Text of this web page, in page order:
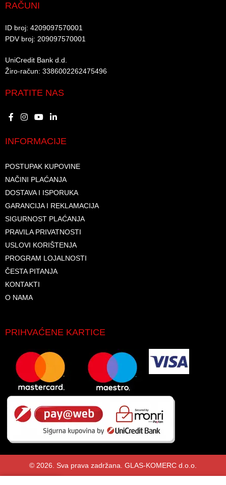
RAČUNI
ID broj: 4209097570001​
PDV broj: 209097570001 ​
UniCredit Bank d.d.​
Žiro-račun: 3386002262475496​​
PRATITE NAS
INFORMACIJE
POSTUPAK KUPOVINE
NAČINI PLAĆANJA
DOSTAVA I ISPORUKA
GARANCIJA I REKLAMACIJA
SIGURNOST PLAĆANJA
PRAVILA PRIVATNOSTI
USLOVI KORIŠTENJA
PROGRAM LOJALNOSTI
ČESTA PITANJA
KONTAKTI
O NAMA
PRIHVAĆENE KARTICE
© 2026. Sva prava zadržana. GLAS-KOMERC d.o.o.